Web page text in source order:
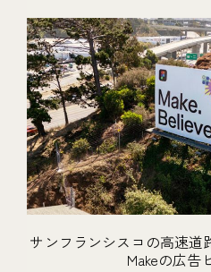
サンフランシスコの高速道
Makeの広告